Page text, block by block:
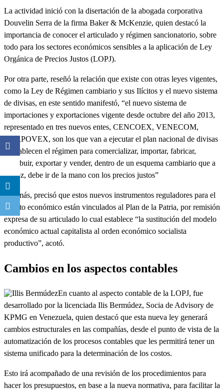
La actividad inició con la disertación de la abogada corporativa
Douvelin Serra de la firma Baker & McKenzie, quien destacó la
importancia de conocer el articulado y régimen sancionatorio, sobre
todo para los sectores económicos sensibles a la aplicación de Ley
Orgánica de Precios Justos (LOPJ).
Por otra parte, reseñó la relación que existe con otras leyes vigentes,
como la Ley de Régimen cambiario y sus Ilícitos y el nuevo sistema
de divisas, en este sentido manifestó, “el nuevo sistema de
importaciones y exportaciones vigente desde octubre del año 2013,
representado en tres nuevos entes, CENCOEX, VENECOM,
CORPOVEX, son los que van a ejecutar el plan nacional de divisas
y establecen el régimen para comercializar, importar, fabricar,
distribuir, exportar y vender, dentro de un esquema cambiario que a
su vez, debe ir de la mano con los precios justos”
Además, precisó que estos nuevos instrumentos reguladores para el
ámbito económico están vinculados al Plan de la Patria, por remisión
expresa de su articulado lo cual establece “la sustitución del modelo
económico actual capitalista al orden económico socialista
productivo”, acotó.
Cambios en los aspectos contables
En cuanto al aspecto contable de la LOPJ, fue
desarrollado por la licenciada Ilis Bermúdez, Socia de Advisory de
KPMG en Venezuela, quien destacó que esta nueva ley generará
cambios estructurales en las compañías, desde el punto de vista de la
automatización de los procesos contables que les permitirá tener un
sistema unificado para la determinación de los costos.
Esto irá acompañado de una revisión de los procedimientos para
hacer los presupuestos, en base a la nueva normativa, para facilitar la